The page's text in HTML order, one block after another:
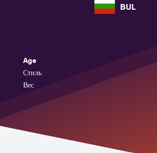
BUL
Age
Стиль
Вес